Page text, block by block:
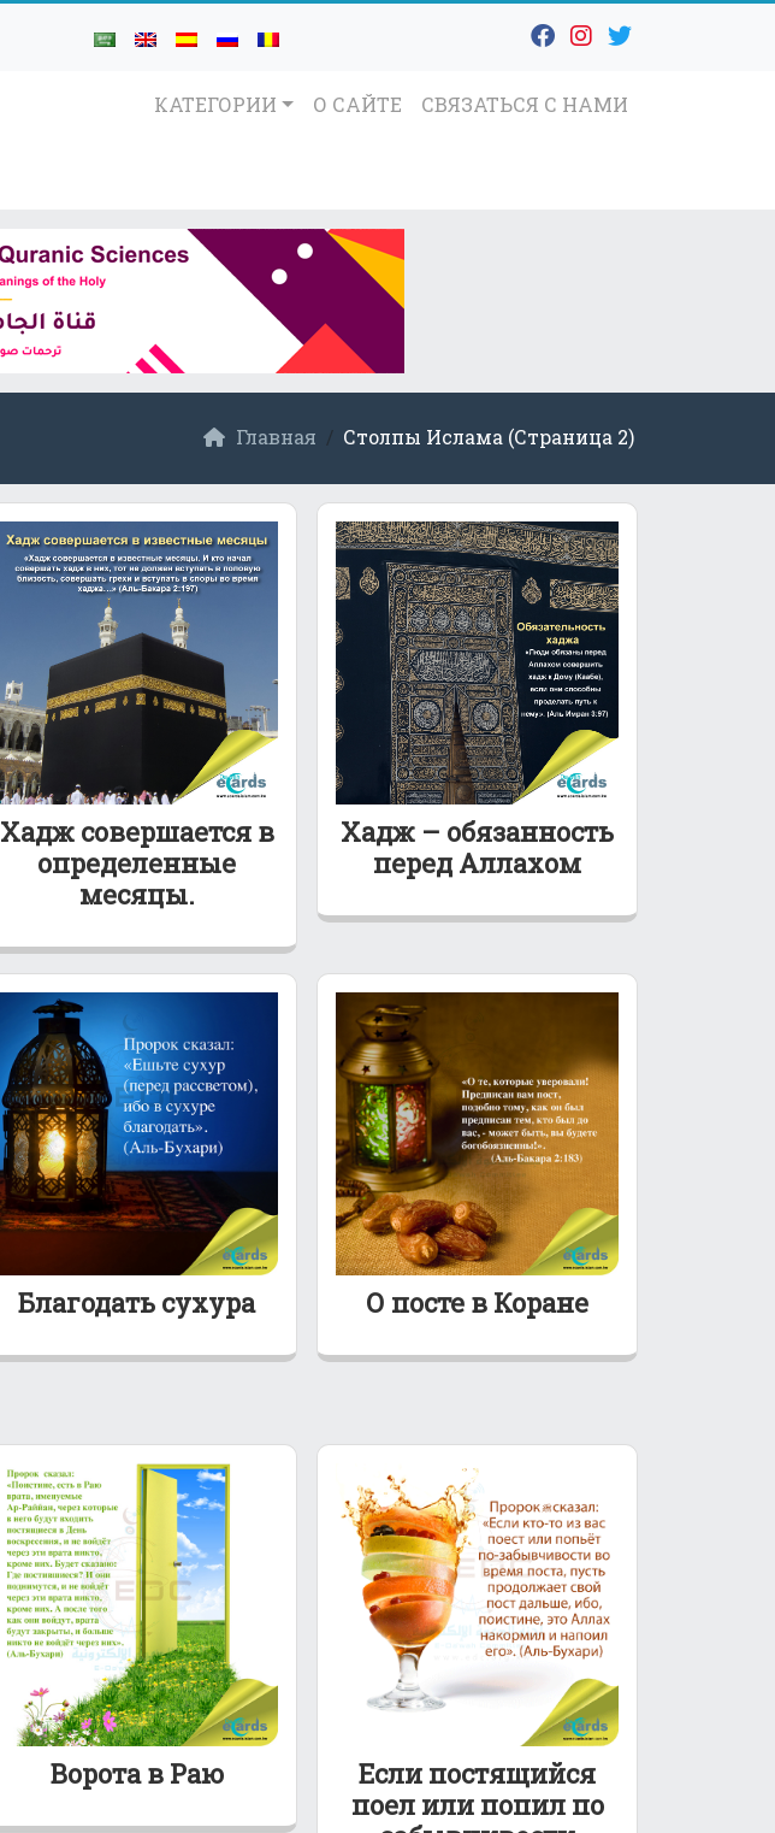
КАТЕГОРИИ О САЙТЕ СВЯЗАТЬСЯ С НАМИ
Главная Столпы Ислама (Страница 2)
Хадж совершается в
определенные
месяцы.
Хадж – обязанность
перед Аллахом
Благодать сухура О посте в Коране
Ворота в Раю
Если постящийся
поел или попил по